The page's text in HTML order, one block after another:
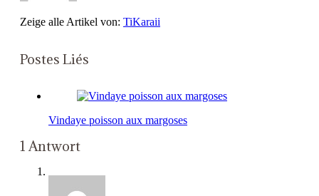
Zeige alle Artikel von: TiKaraii
Postes Liés
Vindaye poisson aux margoses
1 Antwort